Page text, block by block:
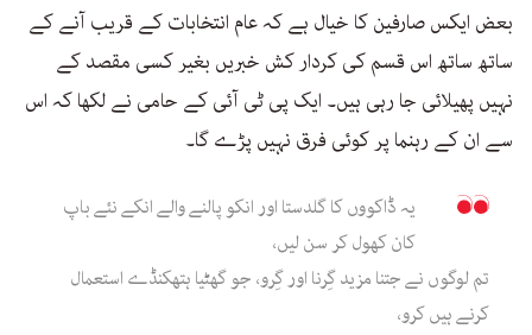
بعض ایکس صارفین کا خیال ہے کہ عام انتخابات کے قریب آنے کے
ساتھ ساتھ اس قسم کی کردار کش خبریں بغیر کسی مقصد کے
نہیں پھیلائی جا رہی ہیں۔ ایک پی ٹی آئی کے حامی نے لکھا کہ اس
سے ان کے رہنما پر کوئی فرق نہیں پڑے گا۔
یہ ڈاکووں کا گلدستا اور انکو پالنے والے انکے نئے باپ
کان کھول کر سن لیں،
تم لوگوں نے جتنا مزید گِرنا اور گِرو، جو گھٹیا ہتھکنڈے استعمال
کرنے ہیں کرو،